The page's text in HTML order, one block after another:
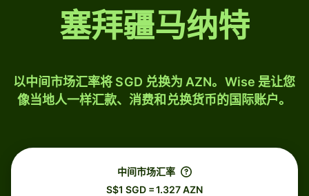
塞拜疆马纳特
以中间市场汇率将 SGD 兑换为 AZN。Wise 是让您
像当地人一样汇款、消费和兑换货币的国际账户。
中间市场汇率
S$1 SGD = 1.327 AZN